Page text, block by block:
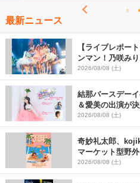
最新ニュース
【ライブレポー
ンマン！乃咲み
Onephony新体
＞
2026/08/08 (土)
結那バースデー
＆愛美の出演が
2026/08/08 (土)
奇妙礼太郎、
マーケット型野
早割チケット発売
2026/08/08 (土)